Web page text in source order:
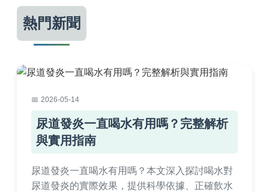
熱門新聞
2026-05-14
尿道發炎一直喝水有用嗎？完整解析
與實用指南
尿道發炎一直喝水有用嗎？本文深入探討喝水對
尿道發炎的實際效果，提供科學依據、正確飲水